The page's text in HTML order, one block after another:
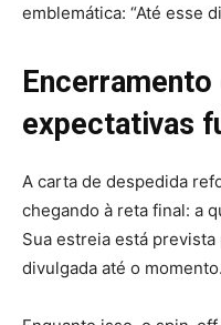
emblemática: “Até esse
Encerramento
expectativas
A carta de despedida
chegando à reta final: a
Sua estreia está prevista
divulgada até o momento.